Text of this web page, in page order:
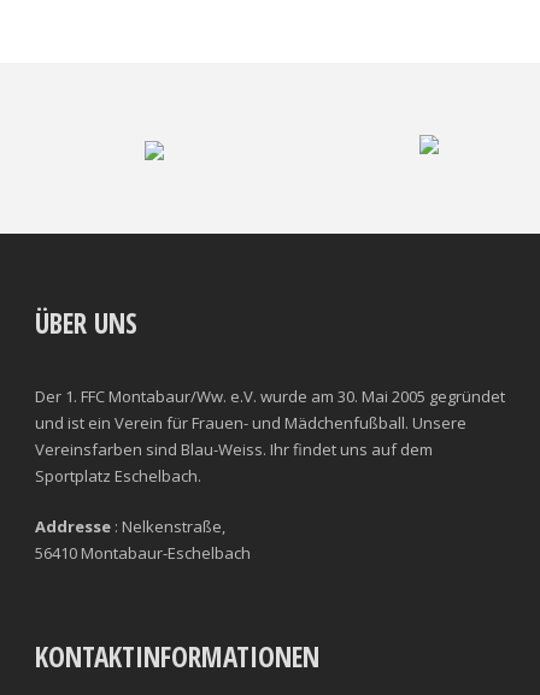
ÜBER UNS
Der 1. FFC Montabaur/Ww. e.V. wurde am 30. Mai 2005 gegründet
und ist ein Verein für Frauen- und Mädchenfußball. Unsere
Vereinsfarben sind Blau-Weiss. Ihr findet uns auf dem
Sportplatz Eschelbach.
Addresse : Nelkenstraße,
56410 Montabaur-Eschelbach
KONTAKTINFORMATIONEN